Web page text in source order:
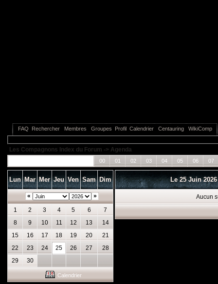
FAQ Rechercher Membres Groupes Profil Calendrier Centauring WikiComp
Les Compagnons Index du Forum -> Agenda
00 01 02 03 04 05 06 07
Lun Mar Mer Jeu Ven Sam Dim
« »
1 2 3 4 5 6
7
8
9 10 11 12 13
14
15
16 17 18 19 20
21
22
23 24 25 26 27
28
29
30
Calendrier
Le 25 Juin
Aucun